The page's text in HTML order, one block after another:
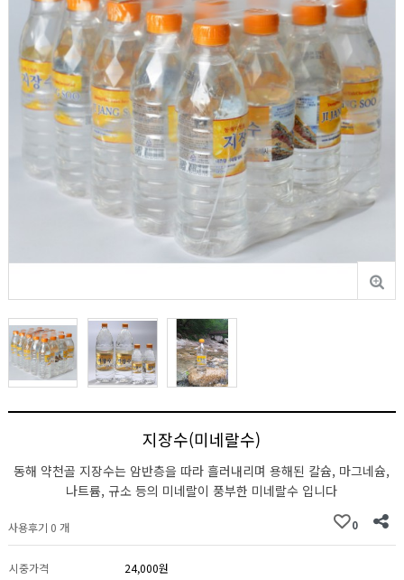
지장수(미네랄수)
동해 약천골 지장수는 암반층을 따라 흘러내리며 용해된 칼슘, 마그네슘,
나트륨, 규소 등의 미네랄이 풍부한 미네랄수 입니다
사용후기 0 개 0
시중가격
24,000원